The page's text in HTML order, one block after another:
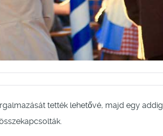
tették lehetővé, majd egy addig